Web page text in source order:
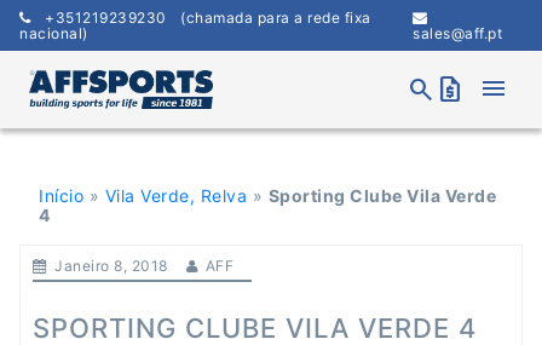
Skip
content
+351219239230 (chamada para a rede fixa
nacional)
sales@aff.pt
search request_quote menu
Início » Vila Verde, Relva » Sporting Clube Vila Verde
4
Janeiro 8, 2018 AFF
SPORTING CLUBE VILA VERDE 4